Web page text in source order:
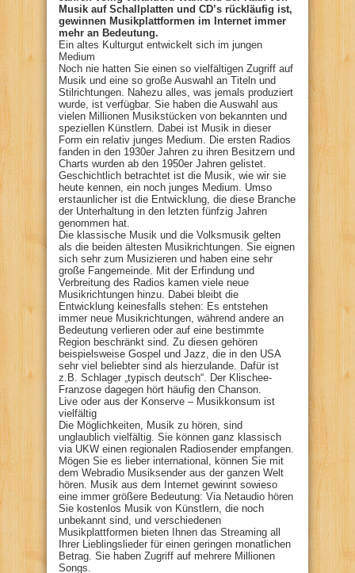
Musik auf Schallplatten und CD’s rückläufig ist,
gewinnen Musikplattformen im Internet immer
mehr an Bedeutung.
Ein altes Kulturgut entwickelt sich im jungen
Medium
Noch nie hatten Sie einen so vielfältigen Zugriff auf
Musik und eine so große Auswahl an Titeln und
Stilrichtungen. Nahezu alles, was jemals produziert
wurde, ist verfügbar. Sie haben die Auswahl aus
vielen Millionen Musikstücken von bekannten und
speziellen Künstlern. Dabei ist Musik in dieser
Form ein relativ junges Medium. Die ersten Radios
fanden in den 1930er Jahren zu ihren Besitzern und
Charts wurden ab den 1950er Jahren gelistet.
Geschichtlich betrachtet ist die Musik, wie wir sie
heute kennen, ein noch junges Medium. Umso
erstaunlicher ist die Entwicklung, die diese Branche
der Unterhaltung in den letzten fünfzig Jahren
genommen hat.
Die klassische Musik und die Volksmusik gelten
als die beiden ältesten Musikrichtungen. Sie eignen
sich sehr zum Musizieren und haben eine sehr
große Fangemeinde. Mit der Erfindung und
Verbreitung des Radios kamen viele neue
Musikrichtungen hinzu. Dabei bleibt die
Entwicklung keinesfalls stehen: Es entstehen
immer neue Musikrichtungen, während andere an
Bedeutung verlieren oder auf eine bestimmte
Region beschränkt sind. Zu diesen gehören
beispielsweise Gospel und Jazz, die in den USA
sehr viel beliebter sind als hierzulande. Dafür ist
z.B. Schlager „typisch deutsch“. Der Klischee-
Franzose dagegen hört häufig den Chanson.
Live oder aus der Konserve – Musikkonsum ist
vielfältig
Die Möglichkeiten, Musik zu hören, sind
unglaublich vielfältig. Sie können ganz klassisch
via UKW einen regionalen Radiosender empfangen.
Mögen Sie es lieber international, können Sie mit
dem Webradio Musiksender aus der ganzen Welt
hören. Musik aus dem Internet gewinnt sowieso
eine immer größere Bedeutung: Via Netaudio hören
Sie kostenlos Musik von Künstlern, die noch
unbekannt sind, und verschiedenen
Musikplattformen bieten Ihnen das Streaming all
Ihrer Lieblingslieder für einen geringen monatlichen
Betrag. Sie haben Zugriff auf mehrere Millionen
Songs.